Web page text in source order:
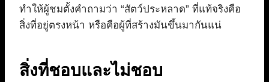
ทำให้ผู้ชมตั้งคำถามว่า “สัตว์ประหลาด” ที่แท้จริงคือ
สิ่งที่อยู่ตรงหน้า หรือคือผู้ที่สร้างมันขึ้นมากันแน่
สิ่งที่ชอบและไม่ชอบ